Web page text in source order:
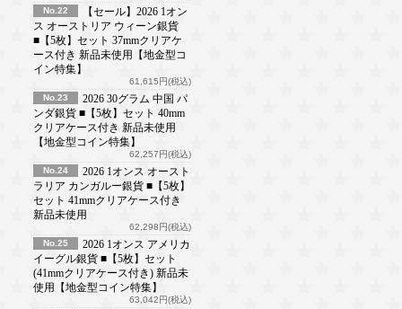
No.22
【セール】2026 1オン
ス オーストリア ウィーン銀貨
■【5枚】セット 37mmクリアケ
ース付き 新品未使用【地金型コ
イン特集】
61,615円(税込)
No.23
2026 30グラム 中国 パ
ンダ銀貨 ■【5枚】セット 40mm
クリアケース付き 新品未使用
【地金型コイン特集】
62,257円(税込)
No.24
2026 1オンス オースト
ラリア カンガルー銀貨 ■【5枚】
セット 41mmクリアケース付き
新品未使用
62,298円(税込)
No.25
2026 1オンス アメリカ
イーグル銀貨 ■【5枚】セット
(41mmクリアケース付き) 新品未
使用【地金型コイン特集】
63,042円(税込)